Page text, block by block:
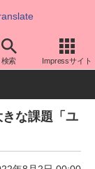
検索 Impressサイト
な課題「ユ